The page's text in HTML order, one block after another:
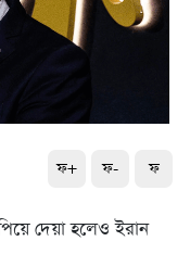
ফ+ ফ- ফ
দেয়া হলেও ইরান